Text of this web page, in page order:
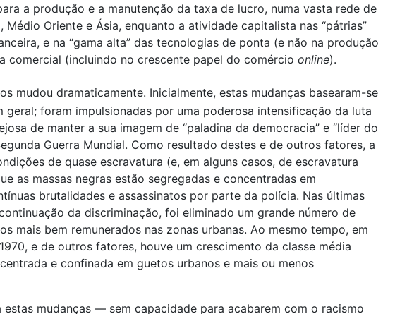
a produção e a manutenção da taxa de lucro, numa vasta rede de
Oriente e Ásia, enquanto a atividade capitalista nas “pátrias”
e na “gama alta” das tecnologias de ponta (e não na produção
comercial (incluindo no crescente papel do comércio online).
mudou dramaticamente. Inicialmente, estas mudanças basearam-se
foram impulsionadas por uma poderosa intensificação da luta
de manter a sua imagem de “paladina da democracia” e “líder do
Guerra Mundial. Como resultado destes e de outros fatores, a
de quase escravatura (e, em alguns casos, de escravatura
as massas negras estão segregadas e concentradas em
brutalidades e assassinatos por parte da polícia. Nas últimas
da discriminação, foi eliminado um grande número de
mais bem remunerados nas zonas urbanas. Ao mesmo tempo, em
e de outros fatores, houve um crescimento da classe média
e confinada em guetos urbanos e mais ou menos
mudanças — sem capacidade para acabarem com o racismo